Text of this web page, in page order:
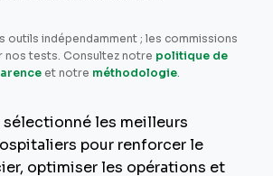
outils indépendamment ; les commissions
nos tests. Consultez notre politique de
et notre méthodologie.
sélectionné les meilleurs
pour renforcer le
optimiser les opérations et